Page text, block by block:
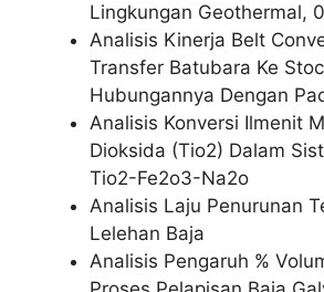
Lingkungan Geothermal,
Analisis Kinerja Belt
Transfer Batubara Ke
Hubungannya Dengan
Analisis Konversi Ilmenit
Dioksida (Tio2) Dalam
Tio2-Fe2o3-Na2o
Analisis Laju Penurunan
Lelehan Baja
Analisis Pengaruh %